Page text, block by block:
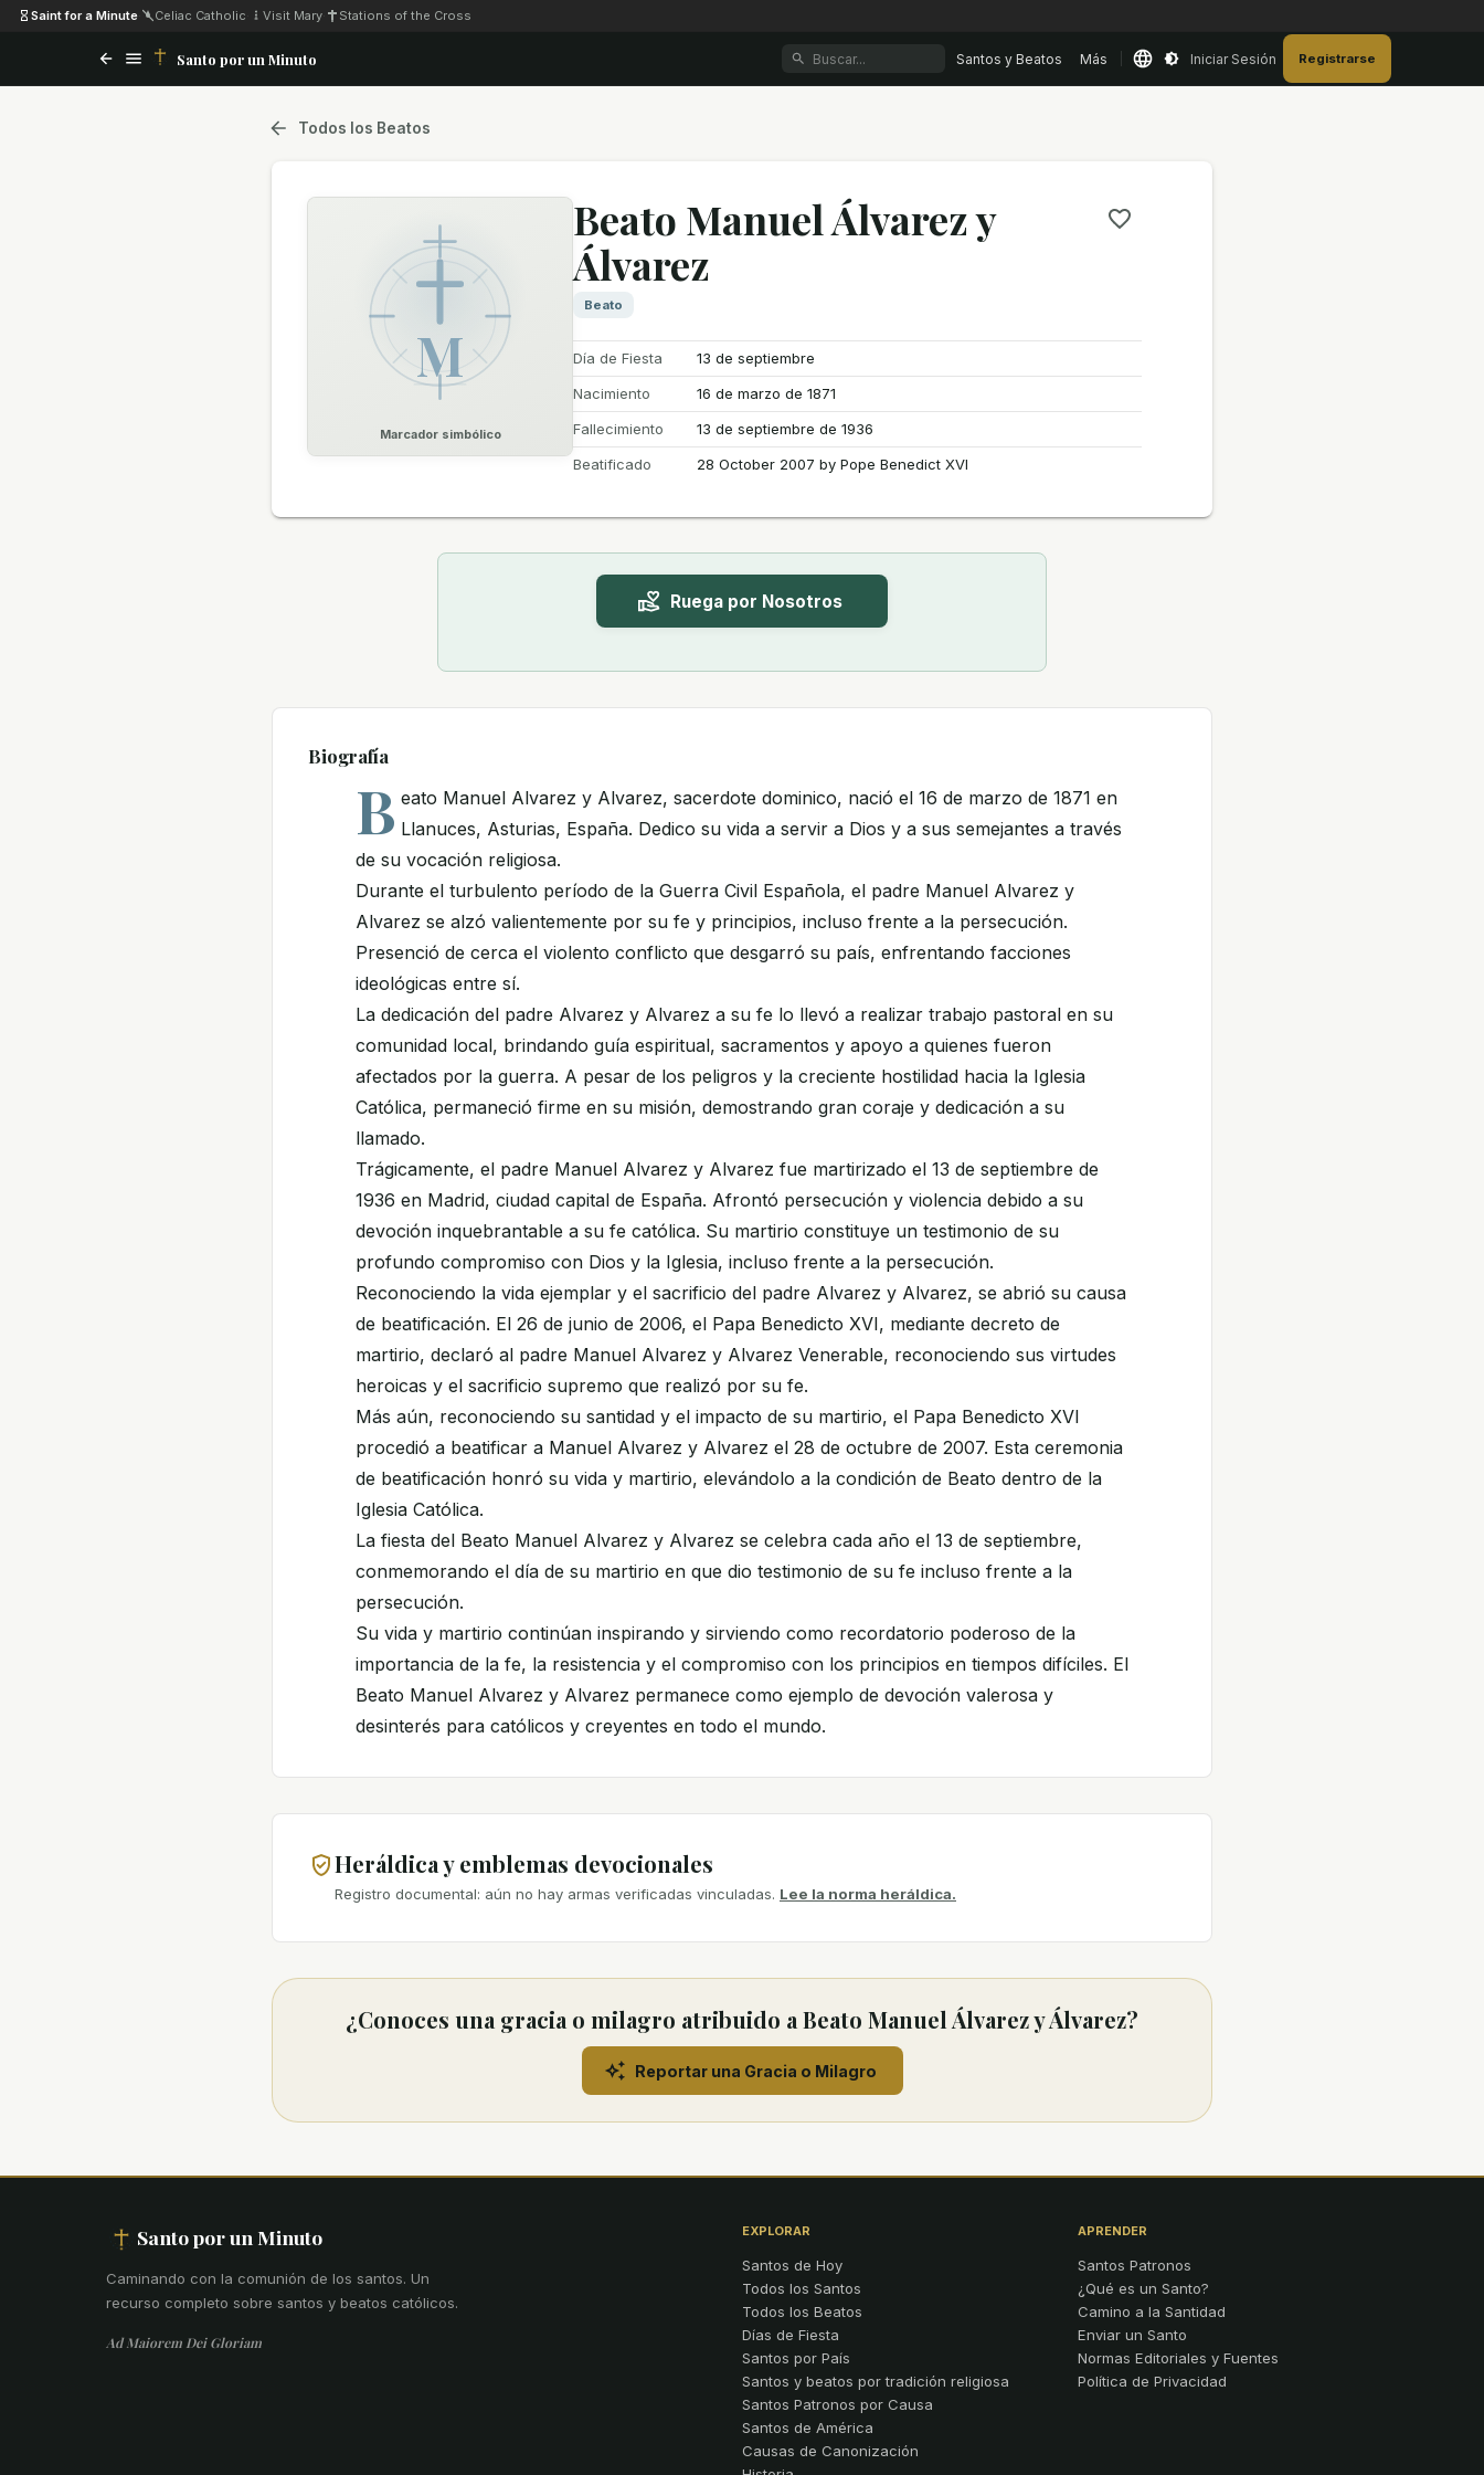
Saint for a Minute Celiac Catholic Visit Mary Stations of the Cross
Santo por un Minuto Santos y Beatos Más Iniciar Sesión Registrarse
Todos los Beatos
M
Marcador simbólico
Beato Manuel Álvarez y
Álvarez
Beato
Día de Fiesta
13 de septiembre
Nacimiento
16 de marzo de 1871
Fallecimiento
13 de septiembre de 1936
Beatificado
28 October 2007 by Pope Benedict XVI
Ruega por Nosotros
Biografía
B eato Manuel Alvarez y Alvarez, sacerdote dominico, nació el 16 de marzo de 1871 en
Llanuces, Asturias, España. Dedico su vida a servir a Dios y a sus semejantes a través
de su vocación religiosa.
Durante el turbulento período de la Guerra Civil Española, el padre Manuel Alvarez y
Alvarez se alzó valientemente por su fe y principios, incluso frente a la persecución.
Presenció de cerca el violento conflicto que desgarró su país, enfrentando facciones
ideológicas entre sí.
La dedicación del padre Alvarez y Alvarez a su fe lo llevó a realizar trabajo pastoral en su
comunidad local, brindando guía espiritual, sacramentos y apoyo a quienes fueron
afectados por la guerra. A pesar de los peligros y la creciente hostilidad hacia la Iglesia
Católica, permaneció firme en su misión, demostrando gran coraje y dedicación a su
llamado.
Trágicamente, el padre Manuel Alvarez y Alvarez fue martirizado el 13 de septiembre de
1936 en Madrid, ciudad capital de España. Afrontó persecución y violencia debido a su
devoción inquebrantable a su fe católica. Su martirio constituye un testimonio de su
profundo compromiso con Dios y la Iglesia, incluso frente a la persecución.
Reconociendo la vida ejemplar y el sacrificio del padre Alvarez y Alvarez, se abrió su causa
de beatificación. El 26 de junio de 2006, el Papa Benedicto XVI, mediante decreto de
martirio, declaró al padre Manuel Alvarez y Alvarez Venerable, reconociendo sus virtudes
heroicas y el sacrificio supremo que realizó por su fe.
Más aún, reconociendo su santidad y el impacto de su martirio, el Papa Benedicto XVI
procedió a beatificar a Manuel Alvarez y Alvarez el 28 de octubre de 2007. Esta ceremonia
de beatificación honró su vida y martirio, elevándolo a la condición de Beato dentro de la
Iglesia Católica.
La fiesta del Beato Manuel Alvarez y Alvarez se celebra cada año el 13 de septiembre,
conmemorando el día de su martirio en que dio testimonio de su fe incluso frente a la
persecución.
Su vida y martirio continúan inspirando y sirviendo como recordatorio poderoso de la
importancia de la fe, la resistencia y el compromiso con los principios en tiempos difíciles. El
Beato Manuel Alvarez y Alvarez permanece como ejemplo de devoción valerosa y
desinterés para católicos y creyentes en todo el mundo.
Heráldica y emblemas devocionales
Registro documental: aún no hay armas verificadas vinculadas. Lee la norma heráldica.
¿Conoces una gracia o milagro atribuido a Beato Manuel Álvarez y Álvarez?
Reportar una Gracia o Milagro
Santo por un Minuto
Caminando con la comunión de los santos. Un
recurso completo sobre santos y beatos católicos.
Ad Maiorem Dei Gloriam
EXPLORAR
Santos de Hoy
Todos los Santos
Todos los Beatos
Días de Fiesta
Santos por País
Santos y beatos por tradición religiosa
Santos Patronos por Causa
Santos de América
Causas de Canonización
APRENDER
Santos Patronos
¿Qué es un Santo?
Camino a la Santidad
Enviar un Santo
Normas Editoriales y Fuentes
Política de Privacidad